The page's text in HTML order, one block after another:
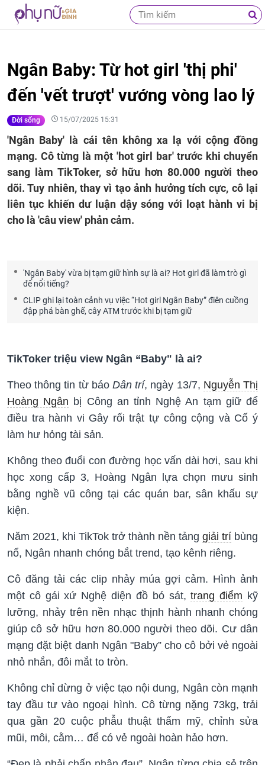
Ngân Baby: Từ hot girl 'thị phi'
đến 'vết trượt' vướng vòng lao lý
Đời sống 15/07/2025 15:31
'Ngân Baby' là cái tên không xa lạ với cộng đồng
mạng. Cô từng là một 'hot girl bar' trước khi chuyển
sang làm TikToker, sở hữu hơn 80.000 người theo
dõi. Tuy nhiên, thay vì tạo ảnh hưởng tích cực, cô lại
liên tục khiến dư luận dậy sóng với loạt hành vi bị
cho là 'câu view' phản cảm.
'Ngân Baby' vừa bị tạm giữ hình sự là ai? Hot girl đã làm trò gì
để nổi tiếng?
CLIP ghi lại toàn cảnh vụ việc “Hot girl Ngân Baby” điên cuồng
đập phá bàn ghế, cây ATM trước khi bị tạm giữ
TikToker triệu view Ngân “Baby" là ai?
Theo thông tin từ báo Dân trí, ngày 13/7, Nguyễn Thị
Hoàng Ngân bị Công an tỉnh Nghệ An tạm giữ để
điều tra hành vi Gây rối trật tự công cộng và Cố ý
làm hư hỏng tài sản.
Không theo đuổi con đường học vấn dài hơi, sau khi
học xong cấp 3, Hoàng Ngân lựa chọn mưu sinh
bằng nghề vũ công tại các quán bar, sân khấu sự
kiện.
Năm 2021, khi TikTok trở thành nền tảng giải trí bùng
nổ, Ngân nhanh chóng bắt trend, tạo kênh riêng.
Cô đăng tải các clip nhảy múa gợi cảm. Hình ảnh
một cô gái xứ Nghệ diện đồ bó sát,trang điểm kỹ
lưỡng, nhảy trên nền nhạc thịnh hành nhanh chóng
giúp cô sở hữu hơn 80.000 người theo dõi. Cư dân
mạng đặt biệt danh Ngân "Baby” cho cô bởi vẻ ngoài
nhỏ nhắn, đôi mắt to tròn.
Không chỉ dừng ở việc tạo nội dung, Ngân còn mạnh
tay đầu tư vào ngoại hình. Cô từng nặng 73kg, trải
qua gần 20 cuộc phẫu thuật thẩm mỹ, chỉnh sửa
mũi, môi, cằm… để có vẻ ngoài hoàn hảo hơn.